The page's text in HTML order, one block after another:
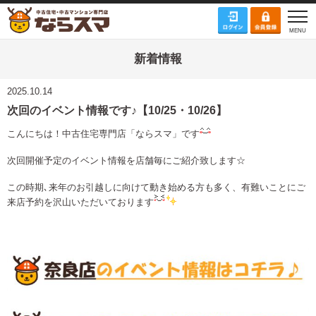
新着情報
2025.10.14
次回のイベント情報です♪【10/25・10/26】
こんにちは！中古住宅専門店「ならスマ」です
次回開催予定のイベント情報を店舗毎にご紹介致します☆
この時期､来年のお引越しに向けて動き始める方も多く、有難いことにご
来店予約を沢山いただいております